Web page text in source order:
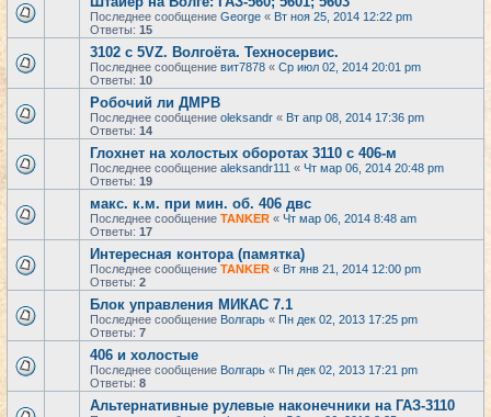
Последнее сообщение George « Вт ноя 25, 2014 12:22 pm
Ответы: 15
3102 с 5VZ. Волгоёта. Техносервис.
Последнее сообщение вит7878 « Ср июл 02, 2014 20:01 pm
Ответы: 10
Робочий ли ДМРВ
Последнее сообщение oleksandr « Вт апр 08, 2014 17:36 pm
Ответы: 14
Глохнет на холостых оборотах 3110 с 406-м
Последнее сообщение aleksandr111 « Чт мар 06, 2014 20:48 pm
Ответы: 19
макс. к.м. при мин. об. 406 двс
Последнее сообщение TANKER « Чт мар 06, 2014 8:48 am
Ответы: 17
Интересная контора (памятка)
Последнее сообщение TANKER « Вт янв 21, 2014 12:00 pm
Ответы: 2
Блок управления МИКАС 7.1
Последнее сообщение Волгарь « Пн дек 02, 2013 17:25 pm
Ответы: 7
406 и холостые
Последнее сообщение Волгарь « Пн дек 02, 2013 17:21 pm
Ответы: 8
Альтернативные рулевые наконечники на ГАЗ-3110